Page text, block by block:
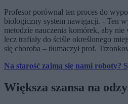
Profesor porównał ten proces do
biologiczny system nawigacji. - Ten
metodzie nauczenia komórek, aby
lecz trafiały do ściśle określonego
się choroba – tłumaczył prof.
Na starość zajmą się nami roboty?
Większa szansa na